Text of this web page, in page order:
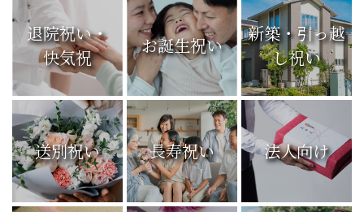
退院祝い・
快気祝
お誕生祝い
新築・引っ越
し祝い
送別祝い 長寿祝い 法人向け